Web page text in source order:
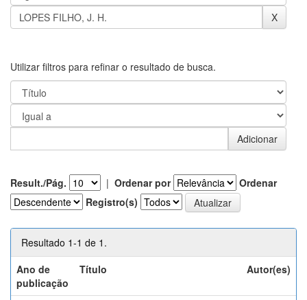
Utilizar filtros para refinar o resultado de busca.
Result./Pág. | Ordenar por
Ordenar
Registro(s)
Resultado 1-1 de 1.
Ano de
publicação
Título Autor(es)